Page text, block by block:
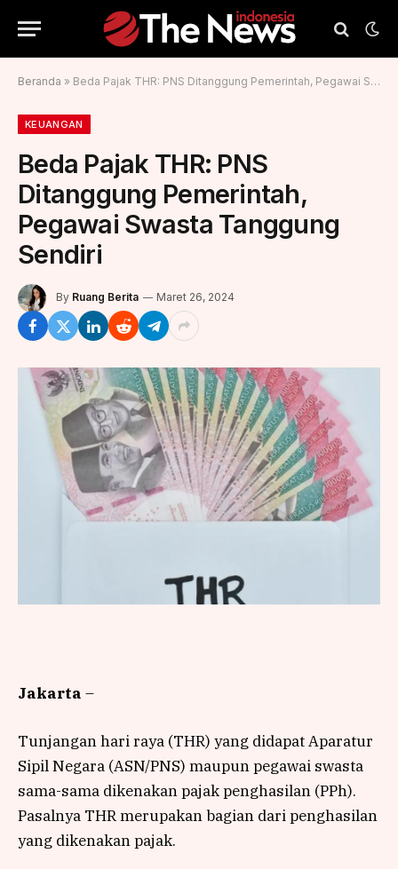
Beranda » Beda Pajak THR: PNS Ditanggung Pemerintah, Pegawai Swasta Tanggung Sendiri
KEUANGAN
Beda Pajak THR: PNS
Ditanggung Pemerintah,
Pegawai Swasta Tanggung
Sendiri
By Ruang Berita Maret 26, 2024
Jakarta –
Tunjangan hari raya (THR) yang didapat Aparatur
Sipil Negara (ASN/PNS) maupun pegawai swasta
sama-sama dikenakan pajak penghasilan (PPh).
Pasalnya THR merupakan bagian dari penghasilan
yang dikenakan pajak.